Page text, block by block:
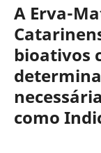
A Erva-
bioativos
como